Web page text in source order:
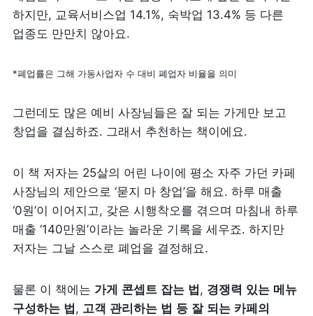
하지만, 교육서비스업 14.1%, 숙박업 13.4% 등 다른
업종도 만만치 않아요.
*폐업률은 그해 가동사업자 수 대비 폐업자 비율을 의미
그런데도 많은 예비 사장님들은 잘 되는 가게만 보고
창업을 결심하죠. 그래서 추천하는 책이에요.
이 책 저자는 25살의 어린 나이에 평소 자주 가던 카페
사장님의 제안으로 ‘묻지 마 창업’을 해요. 하루 매출
‘0원’이 이어지고, 갖은 시행착오를 겪으며 마침내 하루
매출 ‘140만원’이라는 놀라운 기록을 세우죠. 하지만
저자는 그날 스스로 폐업을 결정해요.
물론 이 책에는 가게 콘셉트 잡는 법, 경쟁력 있는 메뉴
구성하는 법, 고객 관리하는 법 등 잘 되는 카페의